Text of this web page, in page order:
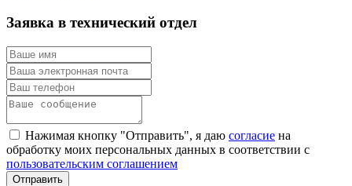
Заявка в технический отдел
Нажимая кнопку "Отправить", я даю согласие на
обработку моих персональных данных в соответствии с
пользовательским соглашением